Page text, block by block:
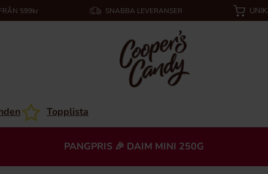
599kr SNABBA LEVERANSER
Topplista
PANGPRIS 🎉 DAIM MINI 250G